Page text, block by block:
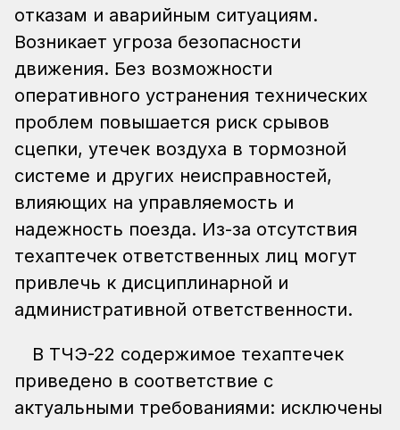
отказам и аварийным ситуациям.
Возникает угроза безопасности
движения. Без возможности
оперативного устранения технических
проблем повышается риск срывов
сцепки, утечек воздуха в тормозной
системе и других неисправностей,
влияющих на управляемость и
надежность поезда. Из-за отсутствия
техаптечек ответственных лиц могут
привлечь к дисциплинарной и
административной ответственности.
В ТЧЭ-22 содержимое техаптечек
приведено в соответствие с
актуальными требованиями: исключены